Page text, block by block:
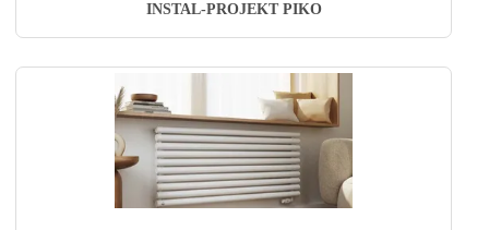
INSTAL-PROJEKT PIKO